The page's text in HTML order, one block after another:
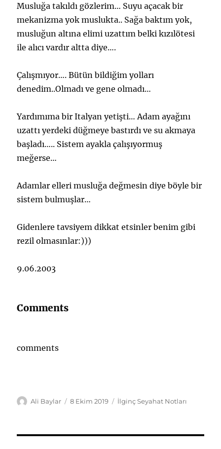
Musluğa takıldı gözlerim… Suyu açacak bir
mekanizma yok muslukta.. Sağa baktım yok,
musluğun altına elimi uzattım belki kızılötesi
ile alıcı vardır altta diye….
Çalışmıyor…. Bütün bildiğim yolları
denedim..Olmadı ve gene olmadı…
Yardımıma bir Italyan yetişti… Adam ayağını
uzattı yerdeki düğmeye bastırdı ve su akmaya
başladı….. Sistem ayakla çalışıyormuş
meğerse…
Adamlar elleri musluğa değmesin diye böyle bir
sistem bulmuşlar…
Gidenlere tavsiyem dikkat etsinler benim gibi
rezil olmasınlar:)))
9.06.2003
Comments
comments
Yazar
Ali Baylar
Yayın
8 Ekim 2019 Kategoriler
İlginç Seyahat Notları